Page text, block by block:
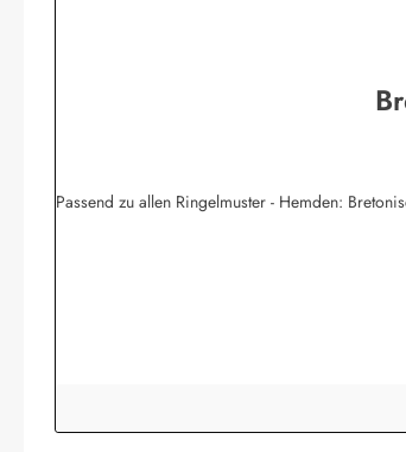
Passend zu allen Ringelmuster - Hemden: